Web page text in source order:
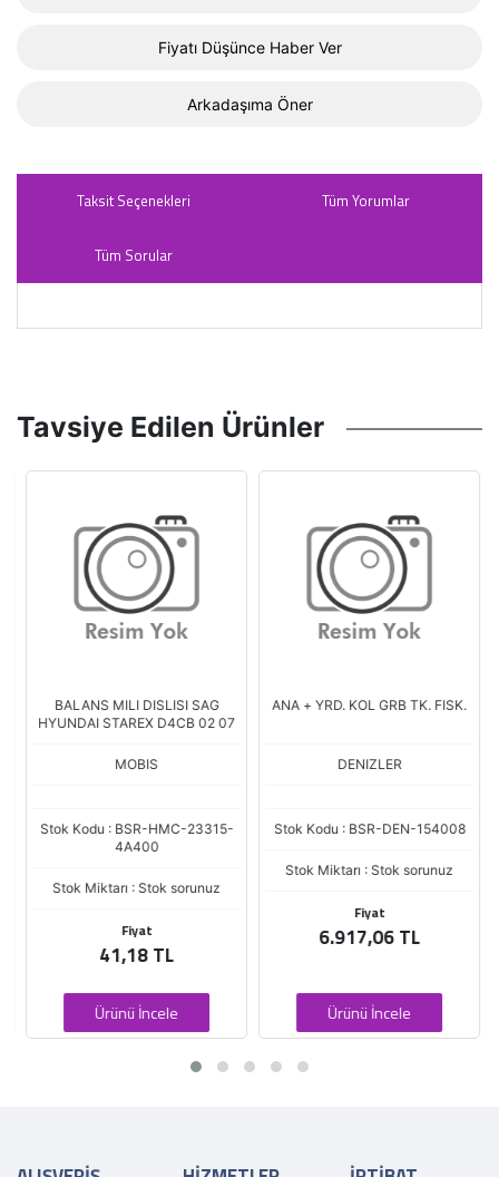
Fiyatı Düşünce Haber Ver
Arkadaşıma Öner
Taksit Seçenekleri Tüm Yorumlar
Tüm Sorular
Tavsiye Edilen Ürünler
BALANS MILI DISLISI SAG
HYUNDAI STAREX D4CB 02 07
MOBIS
Stok Kodu : BSR-HMC-23315-
4A400
Stok Miktarı : Stok sorunuz
Fiyat
41,18 TL
Ürünü İncele
ANA + YRD. KOL GRB TK. FISK.
DENIZLER
Stok Kodu : BSR-DEN-154008
Stok Miktarı : Stok sorunuz
Fiyat
6.917,06 TL
Ürünü İncele